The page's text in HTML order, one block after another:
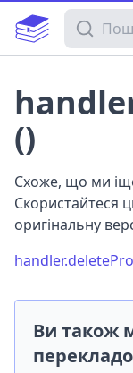
Пошук у
()
Схоже, що ми
Скористайтеся
оригінальну
Ви також